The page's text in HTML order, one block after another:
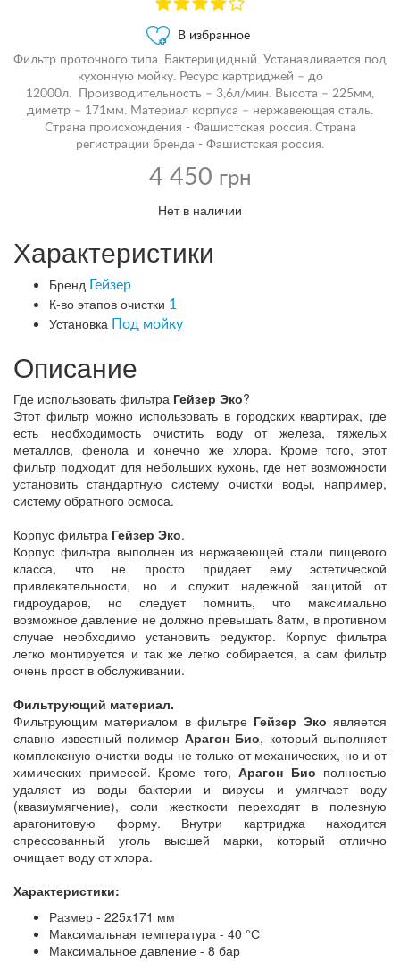
В избранное
Фильтр проточного типа. Бактерицидный. Устанавливается под
кухонную мойку. Ресурс картриджей – до
12000л. Производительность – 3,6л/мин. Высота – 225мм,
диметр – 171мм. Материал корпуса – нержавеющая сталь.
Страна происхождения - Фашистская россия. Страна
регистрации бренда - Фашистская россия.
4 450 грн
Нет в наличии
Характеристики
Бренд Гейзер
К-во этапов очистки 1
Установка Под мойку
Описание
Где использовать фильтра Гейзер Эко?
Этот фильтр можно использовать в городских квартирах, где
есть необходимость очистить воду от железа, тяжелых
металлов, фенола и конечно же хлора. Кроме того, этот
фильтр подходит для небольших кухонь, где нет возможности
установить стандартную систему очистки воды, например,
систему обратного осмоса.
Корпус фильтра Гейзер Эко.
Корпус фильтра выполнен из нержавеющей стали пищевого
класса, что не просто придает ему эстетической
привлекательности, но и служит надежной защитой от
гидроударов, но следует помнить, что максимально
возможное давление не должно превышать 8атм, в противном
случае необходимо установить редуктор. Корпус фильтра
легко монтируется и так же легко собирается, а сам фильтр
очень прост в обслуживании.
Фильтрующий материал.
Фильтрующим материалом в фильтре Гейзер Эко является
славно известный полимер Арагон Био, который выполняет
комплексную очистки воды не только от механических, но и от
химических примесей. Кроме того, Арагон Био полностью
удаляет из воды бактерии и вирусы и умягчает воду
(квазиумягчение), соли жесткости переходят в полезную
арагонитовую форму. Внутри картриджа находится
спрессованный уголь высшей марки, который отлично
очищает воду от хлора.
Характеристики:
Размер - 225х171 мм
Максимальная температура - 40 °С
Максимальное давление - 8 бар